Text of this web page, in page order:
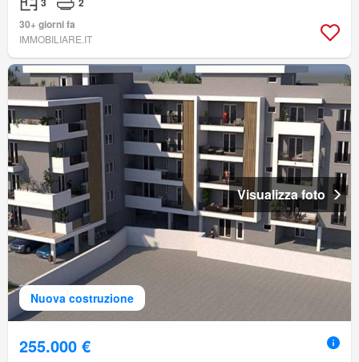
30+ giorni fa
IMMOBILIARE.IT
Nuova costruzione
Visualizza foto
255.000 €